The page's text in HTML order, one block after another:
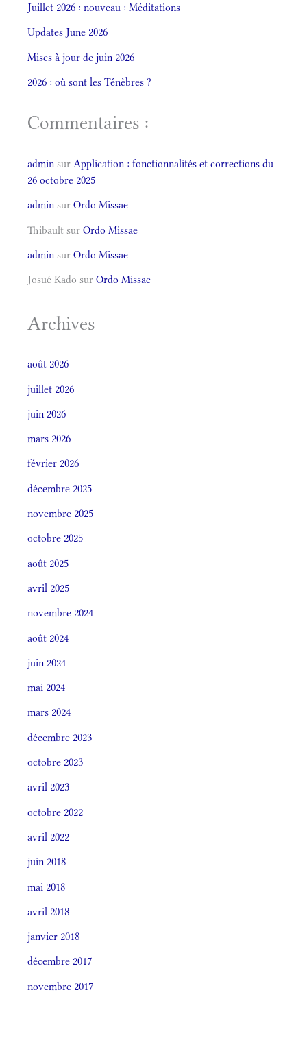
Juillet 2026 : nouveau : Méditations
Updates June 2026
Mises à jour de juin 2026
2026 : où sont les Ténèbres ?
Commentaires :
admin sur Application : fonctionnalités et corrections du
26 octobre 2025
admin sur Ordo Missae
Thibault sur Ordo Missae
admin sur Ordo Missae
Josué Kado sur Ordo Missae
Archives
août 2026
juillet 2026
juin 2026
mars 2026
février 2026
décembre 2025
novembre 2025
octobre 2025
août 2025
avril 2025
novembre 2024
août 2024
juin 2024
mai 2024
mars 2024
décembre 2023
octobre 2023
avril 2023
octobre 2022
avril 2022
juin 2018
mai 2018
avril 2018
janvier 2018
décembre 2017
novembre 2017